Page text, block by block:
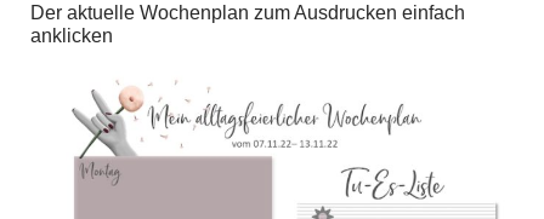
Der aktuelle Wochenplan zum Ausdrucken einfach
anklicken